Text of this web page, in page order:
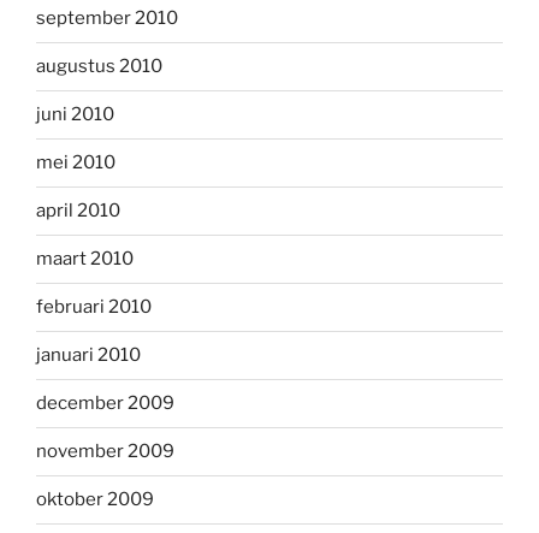
september 2010
augustus 2010
juni 2010
mei 2010
april 2010
maart 2010
februari 2010
januari 2010
december 2009
november 2009
oktober 2009